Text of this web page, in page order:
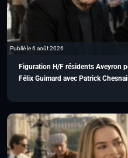
Publié le 6 août 2026
Figuration H/F résidents Aveyron
Félix Guimard avec Patrick